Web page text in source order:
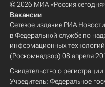
© 2026 МИА «Россия
Вакансии
Сетевое издание РИА
в Федеральной службе по
информационных
(Роскомнадзор) 08 апреля
Свидетельство о
Учредитель: Федеральное